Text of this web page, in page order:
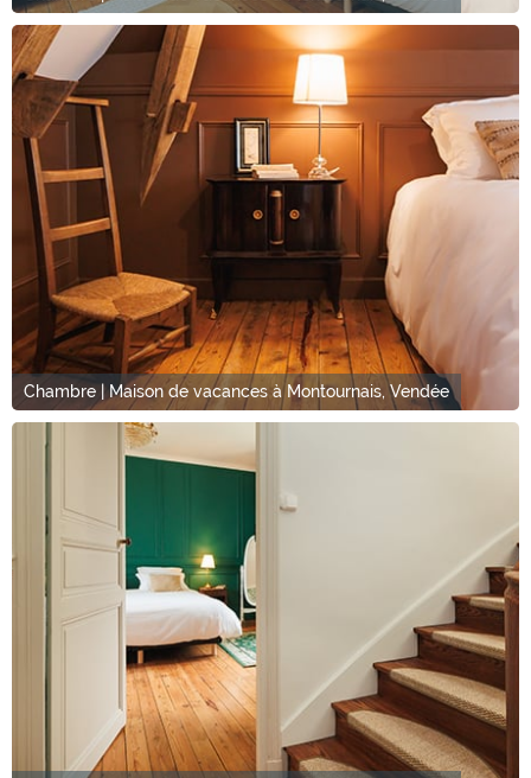
Chambre | Maison de vacances à Montournais, Vendée